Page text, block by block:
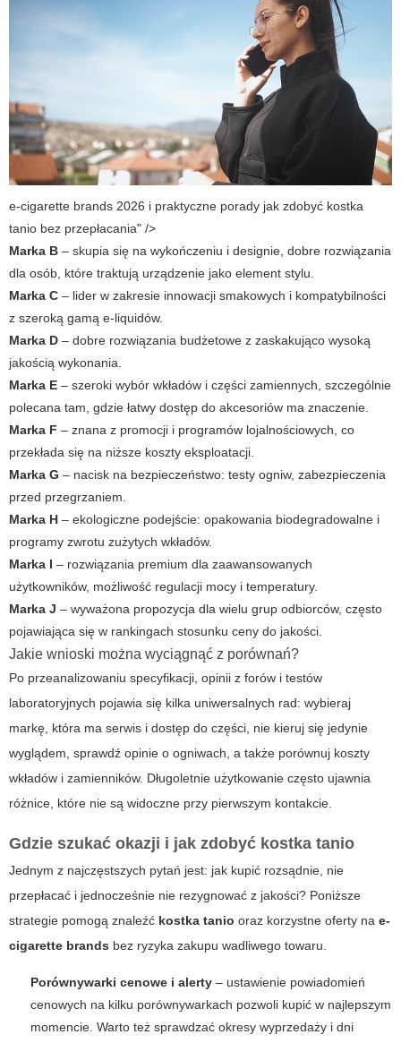
e-cigarette brands 2026 i praktyczne porady jak zdobyć kostka
tanio bez przepłacania" />
Marka B – skupia się na wykończeniu i designie, dobre rozwiązania
dla osób, które traktują urządzenie jako element stylu.
Marka C – lider w zakresie innowacji smakowych i kompatybilności
z szeroką gamą e-liquidów.
Marka D – dobre rozwiązania budżetowe z zaskakująco wysoką
jakością wykonania.
Marka E – szeroki wybór wkładów i części zamiennych, szczególnie
polecana tam, gdzie łatwy dostęp do akcesoriów ma znaczenie.
Marka F – znana z promocji i programów lojalnościowych, co
przekłada się na niższe koszty eksploatacji.
Marka G – nacisk na bezpieczeństwo: testy ogniw, zabezpieczenia
przed przegrzaniem.
Marka H – ekologiczne podejście: opakowania biodegradowalne i
programy zwrotu zużytych wkładów.
Marka I – rozwiązania premium dla zaawansowanych
użytkowników, możliwość regulacji mocy i temperatury.
Marka J – wyważona propozycja dla wielu grup odbiorców, często
pojawiająca się w rankingach stosunku ceny do jakości.
Jakie wnioski można wyciągnąć z porównań?
Po przeanalizowaniu specyfikacji, opinii z forów i testów
laboratoryjnych pojawia się kilka uniwersalnych rad: wybieraj
markę, która ma serwis i dostęp do części, nie kieruj się jedynie
wyglądem, sprawdź opinie o ogniwach, a także porównuj koszty
wkładów i zamienników. Długoletnie użytkowanie często ujawnia
różnice, które nie są widoczne przy pierwszym kontakcie.
Gdzie szukać okazji i jak zdobyć kostka tanio
Jednym z najczęstszych pytań jest: jak kupić rozsądnie, nie
przepłacać i jednocześnie nie rezygnować z jakości? Poniższe
strategie pomogą znaleźć kostka tanio oraz korzystne oferty na e-
cigarette brands bez ryzyka zakupu wadliwego towaru.
Porównywarki cenowe i alerty – ustawienie powiadomień
cenowych na kilku porównywarkach pozwoli kupić w najlepszym
momencie. Warto też sprawdzać okresy wyprzedaży i dni